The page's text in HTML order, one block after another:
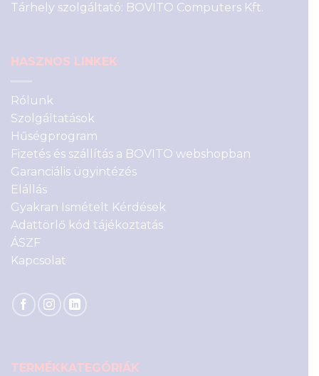
Tárhely szolgáltató: BOVITO Computers Kft.
HASZNOS LINKEK
Rólunk
Szolgáltatások
Hűségprogram
Fizetés és szállítás a BOVITO webshopban
Garanciális ügyintézés
Elállás
Gyakran Ismételt Kérdések
Adattörlő kód tájékoztatás
ÁSZF
Kapcsolat
TERMÉKKATEGÓRIÁK